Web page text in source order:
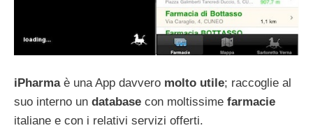
iPharmaè una App davvero molto utile; raccoglie al
suo interno un database con moltissime farmacie
italiane e con i relativi servizi offerti.